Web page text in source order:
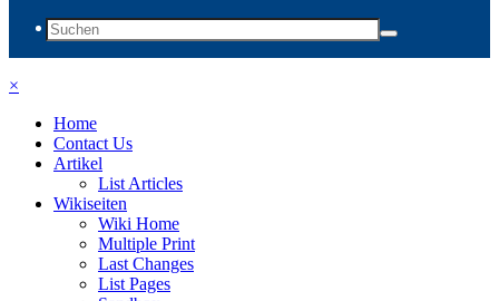
×
Home
Contact Us
Artikel
List Articles
Wikiseiten
Wiki Home
Multiple Print
Last Changes
List Pages